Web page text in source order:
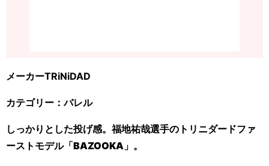
メーカーTRiNiDAD
カテゴリー：バレル
しっかりとした投げ感。福地祐哉選手のトリニダードファ
ーストモデル「BAZOOKA」。